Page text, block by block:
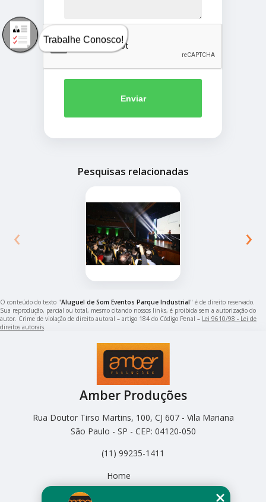
Enviar
Pesquisas relacionadas
‹ ›
O conteúdo do texto "Aluguel de Som Eventos Parque Industrial" é de direito reservado.
Sua reprodução, parcial ou total, mesmo citando nossos links, é proibida sem a autorização do
autor. Crime de violação de direito autoral – artigo 184 do Código Penal – Lei 9610/98 - Lei de
direitos autorais.
Amber Produções
Rua Doutor Tirso Martins, 100, CJ 607 - Vila Mariana
São Paulo - SP - CEP: 04120-050
(11) 99235-1411
Home
Empresa
Trabalhe Conosco!